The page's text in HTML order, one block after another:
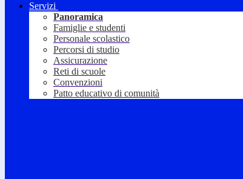
Servizi
Panoramica
Famiglie e studenti
Personale scolastico
Percorsi di studio
Assicurazione
Reti di scuole
Convenzioni
Patto educativo di comunità